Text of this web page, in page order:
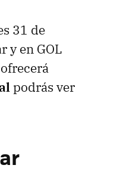
31 de
y en GOL
podrás ver